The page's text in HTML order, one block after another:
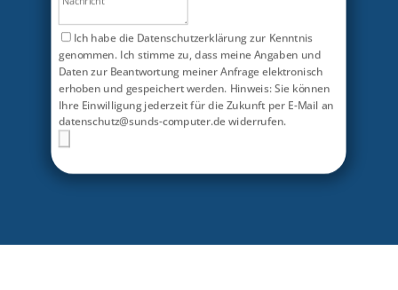
Ich habe die Datenschutzerklärung zur Kenntnis
genommen. Ich stimme zu, dass meine Angaben und
Daten zur Beantwortung meiner Anfrage elektronisch
erhoben und gespeichert werden. Hinweis: Sie können
Ihre Einwilligung jederzeit für die Zukunft per E-Mail an
datenschutz@sunds-computer.de widerrufen.